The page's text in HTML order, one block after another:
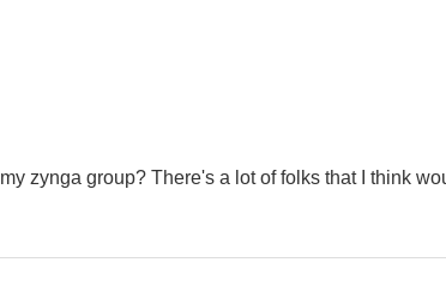
zynga group? There's a lot of folks that I think